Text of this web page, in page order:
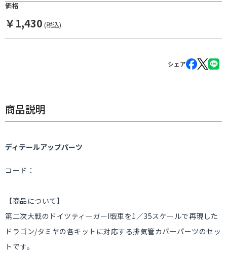
価格
￥1,430 (税込)
シェア
商品説明
ディテールアップパーツ
コード：
【商品について】
第二次大戦のドイツティーガーI戦車を1／35スケールで再現した
ドラゴン/タミヤの各キットに対応する排気管カバーパーツのセッ
トです。